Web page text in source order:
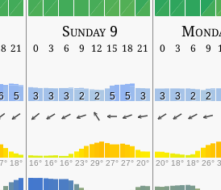
Sunday 9
21 0 3 6 9 12 15 18 21 0 3 6 9
5 3 3 3 2 2 5 5 3 3 3 2 2
18° 16° 16° 16° 23° 29° 27° 27° 20° 20° 18° 18° 26°